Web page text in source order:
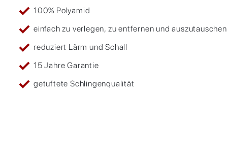
100% Polyamid
einfach zu verlegen, zu entfernen und auszutauschen
reduziert Lärm und Schall
15 Jahre Garantie
getuftete Schlingenqualität